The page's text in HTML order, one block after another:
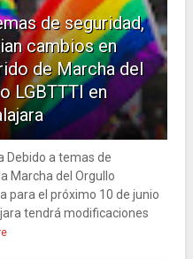
de seguridad,
cambios en
de Marcha del
LGBTTTI en
Debido a temas de
Marcha del Orgullo
para el próximo 10 de junio
tendrá modificaciones